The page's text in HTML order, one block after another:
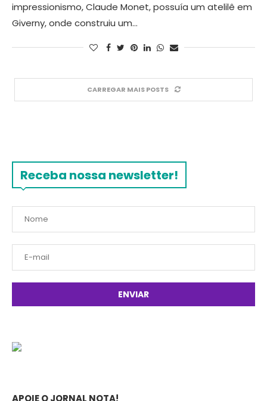
impressionismo, Claude Monet, possuía um atelilê em
Giverny, onde construiu um…
CARREGAR MAIS POSTS
Receba nossa newsletter!
APOIE O JORNAL NOTA!